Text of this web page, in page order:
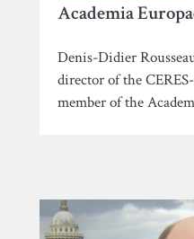
Academia
Denis-Didier
director of the
member of the